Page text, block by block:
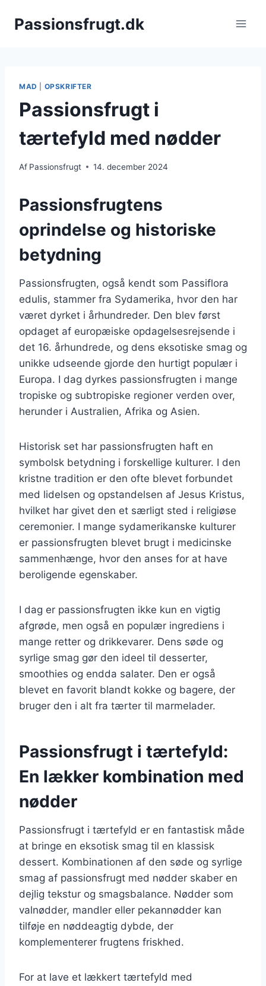
Passionsfrugt.dk
MAD OPSKRIFTER
Passionsfrugt i
tærtefyld med nødder
Af Passionsfrugt 14. december 2024
Passionsfrugtens
oprindelse og historiske
betydning
Passionsfrugten, også kendt som Passiflora
edulis, stammer fra Sydamerika, hvor den har
været dyrket i århundreder. Den blev først
opdaget af europæiske opdagelsesrejsende i
det 16. århundrede, og dens eksotiske smag og
unikke udseende gjorde den hurtigt populær i
Europa. I dag dyrkes passionsfrugten i mange
tropiske og subtropiske regioner verden over,
herunder i Australien, Afrika og Asien.
Historisk set har passionsfrugten haft en
symbolsk betydning i forskellige kulturer. I den
kristne tradition er den ofte blevet forbundet
med lidelsen og opstandelsen af Jesus Kristus,
hvilket har givet den et særligt sted i religiøse
ceremonier. I mange sydamerikanske kulturer
er passionsfrugten blevet brugt i medicinske
sammenhænge, hvor den anses for at have
beroligende egenskaber.
I dag er passionsfrugten ikke kun en vigtig
afgrøde, men også en populær ingrediens i
mange retter og drikkevarer. Dens søde og
syrlige smag gør den ideel til desserter,
smoothies og endda salater. Den er også
blevet en favorit blandt kokke og bagere, der
bruger den i alt fra tærter til marmelader.
Passionsfrugt i tærtefyld:
En lækker kombination med
nødder
Passionsfrugt i tærtefyld er en fantastisk måde
at bringe en eksotisk smag til en klassisk
dessert. Kombinationen af den søde og syrlige
smag af passionsfrugt med nødder skaber en
dejlig tekstur og smagsbalance. Nødder som
valnødder, mandler eller pekannødder kan
tilføje en nøddeagtig dybde, der
komplementerer frugtens friskhed.
For at lave et lækkert tærtefyld med